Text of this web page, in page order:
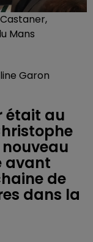
Mans
Garon
était au
avant
de
dans la